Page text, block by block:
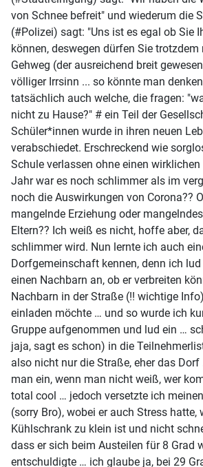
von Schnee befreit" und wiederum die
(#Polizei) sagt: "Uns ist es egal ob Sie
können, deswegen dürfen Sie
Gehweg (der ausreichend breit
völliger Irrsinn ... so könnte man
tatsächlich auch welche, die fragen:
nicht zu Hause?" # ein Teil der
Schüler*innen wurde in ihren neuen
verabschiedet. Erschreckend wie
Schule verlassen ohne einen
Jahr war es noch schlimmer als im
noch die Auswirkungen von Corona??
mangelnde Erziehung oder
Eltern?? Ich weiß es nicht, hoffe aber,
schlimmer wird. Nun lernte ich auch
Dorfgemeinschaft kennen, denn ich
einen Nachbarn an, ob er verbreiten
Nachbarn in der Straße (!! wichtige
einladen möchte … und so wurde ich
Gruppe aufgenommen und lud ein …
jaja, sagt es schon) in die
also nicht nur die Straße, eher das
man ein, wenn man nicht weiß, wer
total cool … jedoch versetzte ich
(sorry Bro), wobei er auch Stress hatte,
Kühlschrank zu klein ist und nicht
dass er sich beim Austeilen für 8 Grad
entschuldigte … ich glaube ja, bei 29